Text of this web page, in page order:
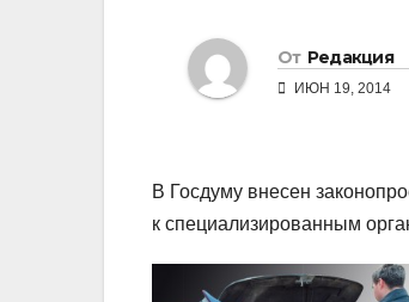
От Редакция
ИЮН 19, 2014
В Госдуму внесен
к специализированным